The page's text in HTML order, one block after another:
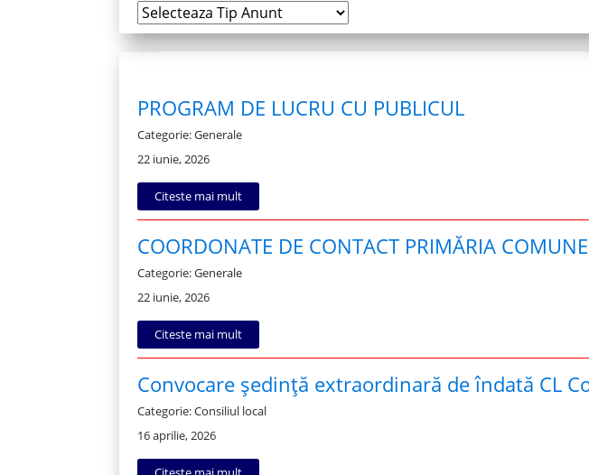
PROGRAM DE LUCRU CU PUBLICUL
Categorie: Generale
22 iunie, 2026
Citeste mai mult
COORDONATE DE CONTACT PRIMĂRIA
Categorie: Generale
22 iunie, 2026
Citeste mai mult
Convocare ședință extraordinară de îndată CL
Categorie: Consiliul local
16 aprilie, 2026